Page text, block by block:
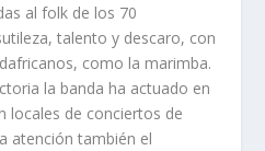
al folk de los 70
talento y descaro, con
como la marimba.
la banda ha actuado en
locales de conciertos de
atención también el